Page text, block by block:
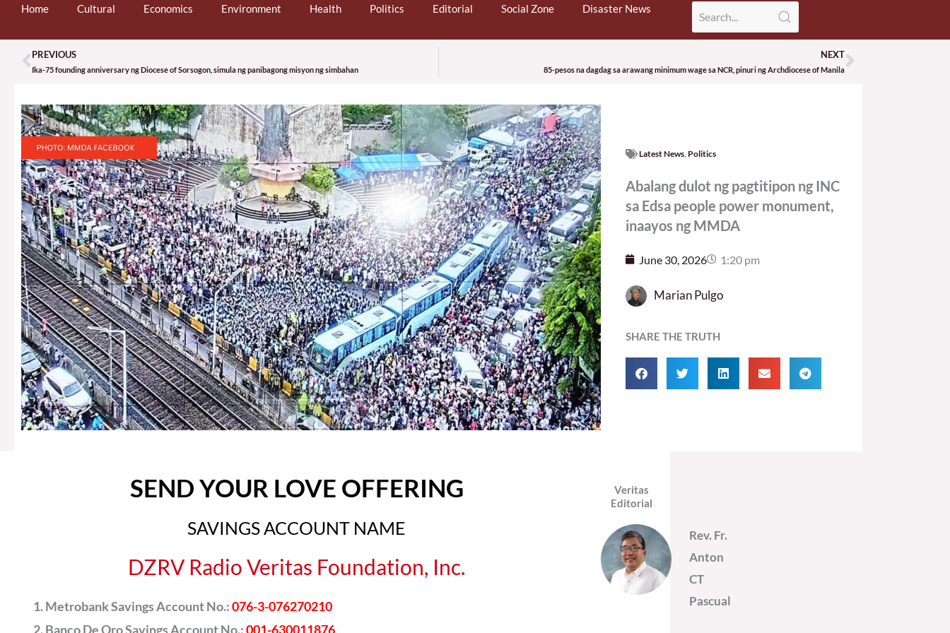
Home Cultural Economics Environment Health Politics Editorial Social Zone Disaster News
Prev
PREVIOUS
Ika-75 founding anniversary ng Diocese of Sorsogon, simula ng panibagong misyon ng simbahan
NEXT
85-pesos na dagdag sa arawang minimum wage sa NCR, pinuri ng Archdiocese of ManilaNext
Latest News, Politics
Abalang dulot ng pagtitipon ng INC
sa Edsa people power monument,
inaayos ng MMDA
June 30, 2026 1:20 pm
Marian Pulgo
SHARE THE TRUTH
SEND YOUR LOVE OFFERING
SAVINGS ACCOUNT NAME
DZRV Radio Veritas Foundation, Inc.
Metrobank Savings Account No.:076-3-076270210
Banco De Oro Savings Account No.:001-630011876
Veritas
Editorial
Rev. Fr.
Anton
CT
Pascual